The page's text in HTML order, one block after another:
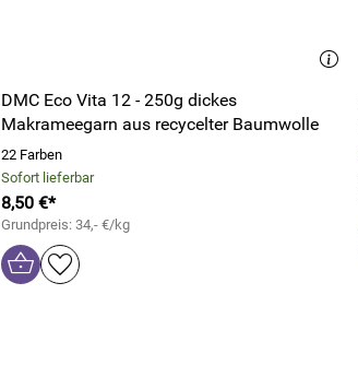
DMC Eco Vita 12 - 250g dickes
Makrameegarn aus recycelter Baumwolle
22 Farben
Sofort lieferbar
8,50 €*
Grundpreis: 34,- €/kg